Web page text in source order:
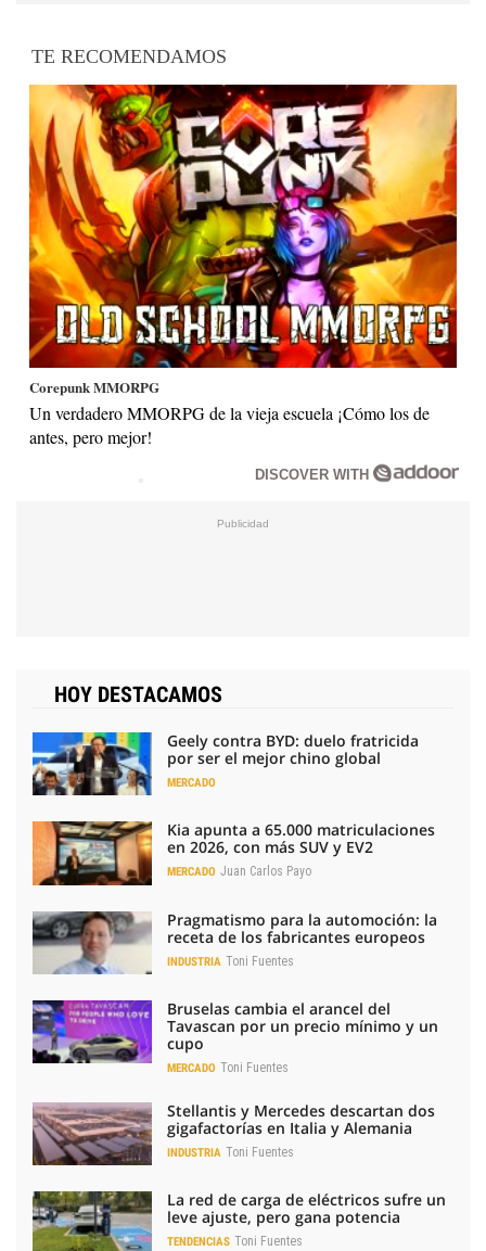
TE RECOMENDAMOS
Corepunk MMORPG
Un verdadero MMORPG de la vieja escuela ¡Cómo los de
antes, pero mejor!
DISCOVER WITH
HOY DESTACAMOS
Geely contra BYD: duelo fratricida
por ser el mejor chino global
MERCADO
Kia apunta a 65.000 matriculaciones
en 2026, con más SUV y EV2
MERCADO Juan Carlos Payo
Pragmatismo para la automoción: la
receta de los fabricantes europeos
INDUSTRIA Toni Fuentes
Bruselas cambia el arancel del
Tavascan por un precio mínimo y un
cupo
MERCADO Toni Fuentes
Stellantis y Mercedes descartan dos
gigafactorías en Italia y Alemania
INDUSTRIA Toni Fuentes
La red de carga de eléctricos sufre un
leve ajuste, pero gana potencia
TENDENCIAS Toni Fuentes